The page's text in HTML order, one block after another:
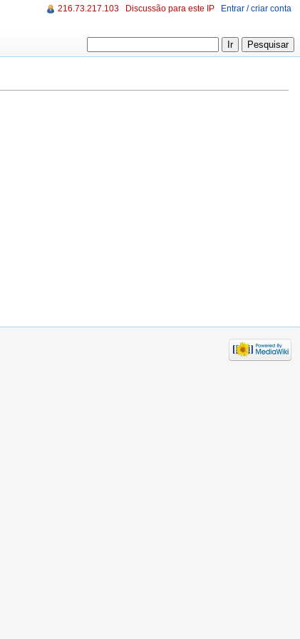
216.73.217.103 Discussão para este IP Entrar / criar conta